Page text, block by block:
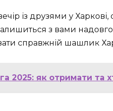
із друзями у Харкові,
з вами
справжній шашлик
2025: як отримати та